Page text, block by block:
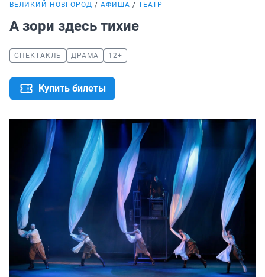
ВЕЛИКИЙ НОВГОРОД АФИША ТЕАТР
А зори здесь тихие
СПЕКТАКЛЬ ДРАМА 12+
Купить билеты